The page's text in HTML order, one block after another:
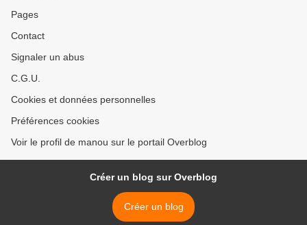
Pages
Contact
Signaler un abus
C.G.U.
Cookies et données personnelles
Préférences cookies
Voir le profil de manou sur le portail Overblog
Créer un blog sur Overblog
Créer un blog